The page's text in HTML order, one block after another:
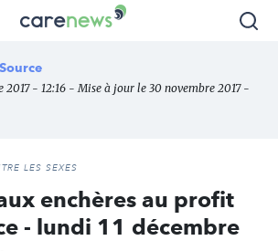
Carenews,
des- 12:16 - Mise à jour le 30 novembre 2017 -
LES SEXES
enchères au profit
- lundi 11 décembre